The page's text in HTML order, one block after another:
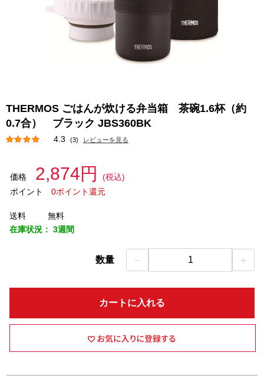
THERMOS ごはんが炊ける弁当箱 茶碗1.6杯（約
0.7合） ブラック JBS360BK
4.3 (3) レビューを見る
価格 2,874円
(税込)
ポイント
0ポイント還元
送料
無料
在庫状況： 3週間
数量 － 1 ＋
カートに入れる